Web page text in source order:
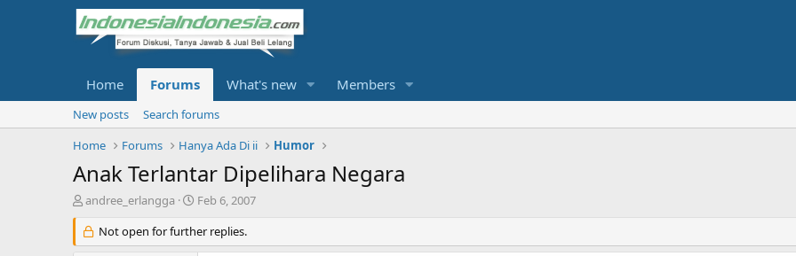
Home Forums What's new Members
New posts
Search forums
Home
Forums Hanya Ada Di ii Humor
Anak Terlantar Dipelihara Negara
T
r
e
andree_erlangga
S
a
r
Feb 6, 2007
Not open for further replies.